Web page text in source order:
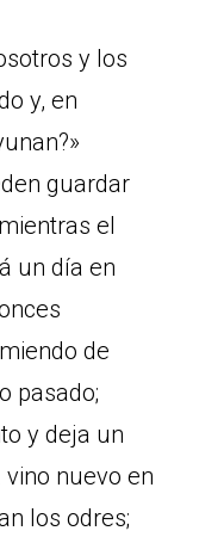
y los
y, en
guardar
el
un día en
de
pasado;
y deja un
nuevo en
los odres;